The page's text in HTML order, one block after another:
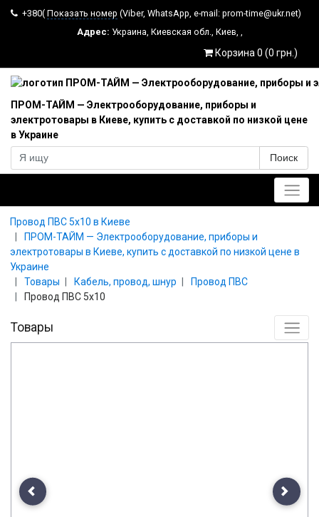
+380( Показать номер (Viber, WhatsApp, e-mail: prom-time@ukr.net)
Адрес: Украина, Киевская обл., Киев, ,
Корзина 0 (0 грн.)
ПРОМ-ТАЙМ — Электрооборудование, приборы и
электротовары в Киеве, купить с доставкой по низкой цене
в Украине
Поиск
Провод ПВС 5x10 в Киеве
ПРОМ-ТАЙМ — Электрооборудование, приборы и
электротовары в Киеве, купить с доставкой по низкой цене в
Украине
Товары
Кабель, провод, шнур
Провод ПВС
Провод ПВС 5x10
Товары
Previous Next